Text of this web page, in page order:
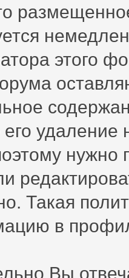
этого
его
нужно
Такая
в
Вы